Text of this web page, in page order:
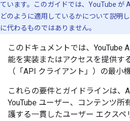
ています。このガイドでは、YouTube が
どのように適用しているかについて説明
に代わるものではありません。
このドキュメントでは、YouTube
能を実装またはアクセスを提供す
（「API クライアント」）の最小
これらの要件とガイドラインは、
YouTube ユーザー、コンテンツ所
護する一貫したユーザー エクスペ